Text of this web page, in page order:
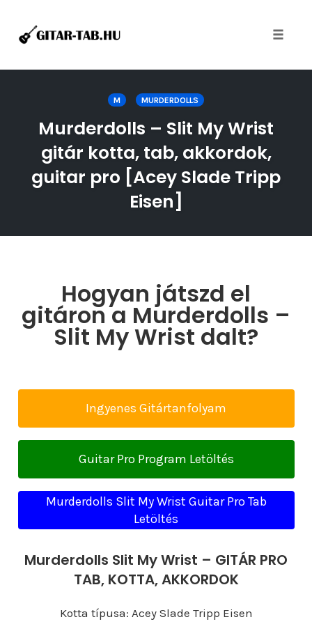
M MURDERDOLLS
Murderdolls – Slit My Wrist
gitár kotta, tab, akkordok,
guitar pro [Acey Slade Tripp
Eisen]
Hogyan játszd el
gitáron a Murderdolls –
Slit My Wrist dalt?
Ingyenes Gitártanfolyam
Guitar Pro Program Letöltés
Murderdolls Slit My Wrist Guitar Pro Tab
Letöltés
Murderdolls Slit My Wrist – GITÁR PRO
TAB, KOTTA, AKKORDOK
Kotta típusa: Acey Slade Tripp Eisen